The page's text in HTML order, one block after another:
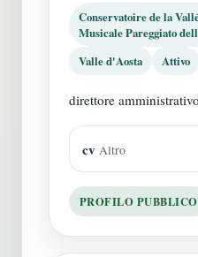
Conservatoire de la
Musicale Pareggiato
Valle d'Aosta
Attivo
direttore amministrativo
cv Altro
PROFILO PUBBLICO